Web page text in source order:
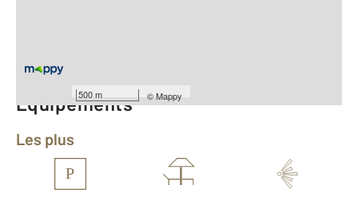
500 m ©Mappy
Équipements
Les plus
P